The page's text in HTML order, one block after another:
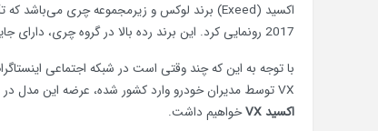
2017 رونمایی کرد. این برند رده بالا در گروه چری، دارای جایگاه بالاتری نسبت به جتور(فیدلیتی در ایران) است.
با توجه به این که چند وقتی است در شبکه اجتماعی
VX توسط مدیران خودرو وارد کشور شده‌، عرضه این مدل در ایران با احتمال زیاد قطعی خواهد بود. در ادامه نیز نگاهی اجمالی به ویژگی‌ها و
اکسید VX
خواهیم داشت.